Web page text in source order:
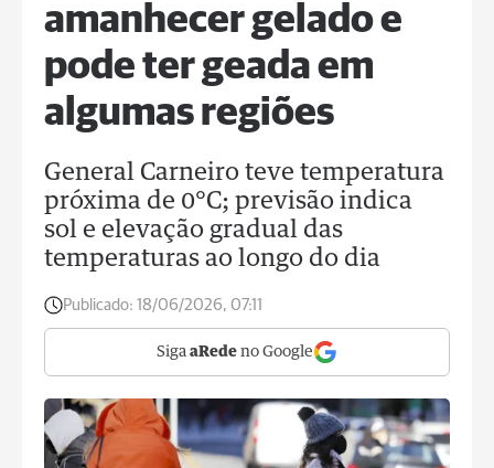
amanhecer gelado e
pode ter geada em
algumas regiões
General Carneiro teve temperatura
próxima de 0°C; previsão indica
sol e elevação gradual das
temperaturas ao longo do dia
Publicado: 18/06/2026, 07:11
Siga aRede no Google